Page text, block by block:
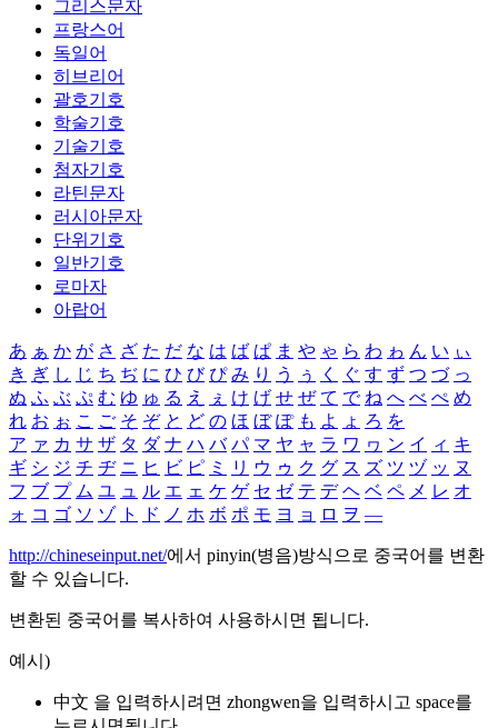
그리스문자
프랑스어
독일어
히브리어
괄호기호
학술기호
기술기호
첨자기호
라틴문자
러시아문자
단위기호
일반기호
로마자
아랍어
あ ぁ か が さ ざ た だ な は ば ぱ ま や ゃ ら わ ゎ ん い ぃ
き ぎ し じ ち ぢ に ひ び ぴ み り う ぅ く ぐ す ず つ づ っ
ぬ ふ ぶ ぷ む ゆ ゅ る え ぇ け げ せ ぜ て で ね へ べ ぺ め
れ お ぉ こ ご そ ぞ と ど の ほ ぼ ぽ も よ ょ ろ を
ア ァ カ サ ザ タ ダ ナ ハ バ パ マ ヤ ャ ラ ワ ヮ ン イ ィ キ
ギ シ ジ チ ヂ ニ ヒ ビ ピ ミ リ ウ ゥ ク グ ス ズ ツ ヅ ッ ヌ
フ ブ プ ム ユ ュ ル エ ェ ケ ゲ セ ゼ テ デ ヘ ベ ペ メ レ オ
ォ コ ゴ ソ ゾ ト ド ノ ホ ボ ポ モ ヨ ョ ロ ヲ ―
http://chineseinput.net/에서 pinyin(병음)방식으로 중국어를 변환
할 수 있습니다.
변환된 중국어를 복사하여 사용하시면 됩니다.
예시)
中文 을 입력하시려면 zhongwen을 입력하시고 space를